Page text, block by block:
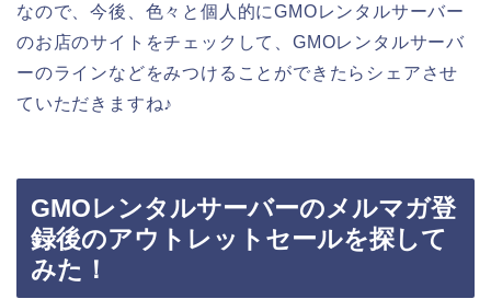
なので、今後、色々と個人的にGMOレンタルサーバー
のお店のサイトをチェックして、GMOレンタルサーバ
ーのラインなどをみつけることができたらシェアさせ
ていただきますね♪
GMOレンタルサーバーのメルマガ登
録後のアウトレットセールを探して
みた！